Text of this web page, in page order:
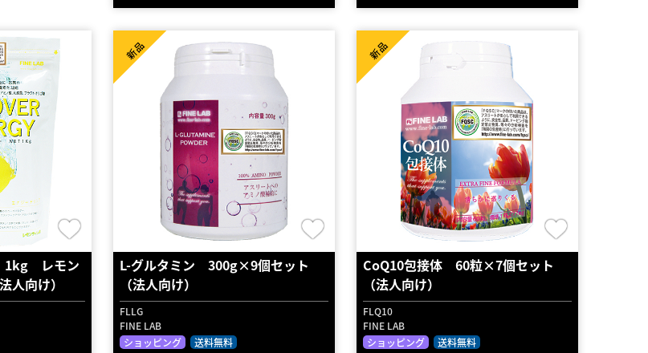
1kg レモン
人向け）
L-グルタミン 300g×9個セット
（法人向け）
FLLG
FINE LAB
ショッピング
送料無料
新品
CoQ10包接体 60粒×7個セット
（法人向け）
FLQ10
FINE LAB
ショッピング
送料無料
新品